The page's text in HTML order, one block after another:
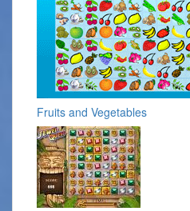
Fruits and Vegetables